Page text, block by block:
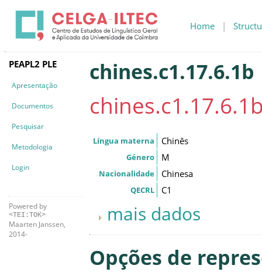
Home |
PEAPL2 PLE
Apresentação
Documentos
Pesquisar
Metodologia
Login
Powered by
<TEI:TOK>
Maarten Janssen,
2014-
chines.c1.17.6.1b
Língua materna Chinês
Género M
Nacionalidade Chinesa
QECRL C1
mais dados
Opções de